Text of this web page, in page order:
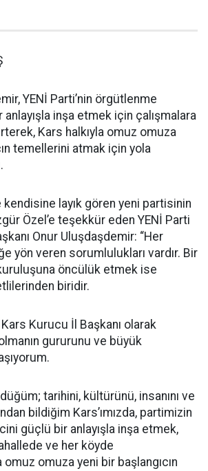
YENİ Parti’nin örgütlenme
inşa etmek için çalışmalara
Kars halkıyla omuz omuza
temellerini atmak için yola
layık gören yeni partisinin
Özel’e teşekkür eden YENİ Parti
Onur Uluşdaşdemir: “Her
yön veren sorumlulukları vardır. Bir
öncülük etmek ise
biridir.
Kurucu İl Başkanı olarak
gururunu ve büyük
tarihini, kültürünü, insanını ve
bildiğim Kars’ımızda, partimizin
güçlü bir anlayışla inşa etmek,
ve her köyde
omuz omuza yeni bir başlangıcın